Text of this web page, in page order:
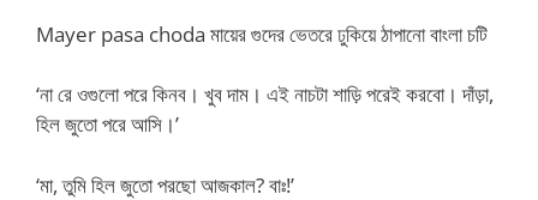
Mayer pasa choda মায়ের গুদের ভেতরে ঢুকিয়ে ঠাপানো বাংলা চটি
‘না রে ওগুলো পরে কিনব। খুব দাম। এই নাচটা শাড়ি পরেই করবো। দাঁড়া,
হিল জুতো পরে আসি।’
‘মা, তুমি হিল জুতো পরছো আজকাল? বাঃ!’